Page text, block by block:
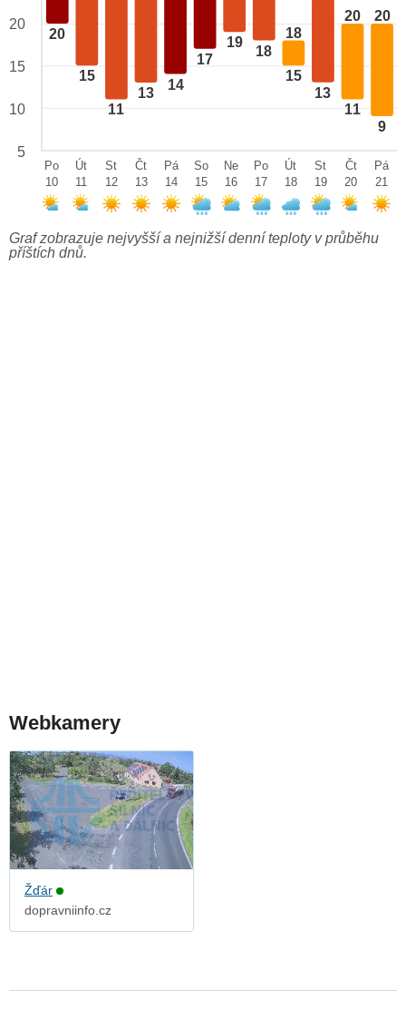
20
15
11
13
14
17
19
18
18
15
13
20
11
20
9
20
15
10
5
Po
10
Út
11
St
12
Čt
13
Pá
14
So
15
Ne
16
Po
17
Út
18
St
19
Čt
20
Pá
21
Graf zobrazuje nejvyšší a nejnižší denní teploty v průběhu
příštích dnů.
Webkamery
Žďár
dopravniinfo.cz